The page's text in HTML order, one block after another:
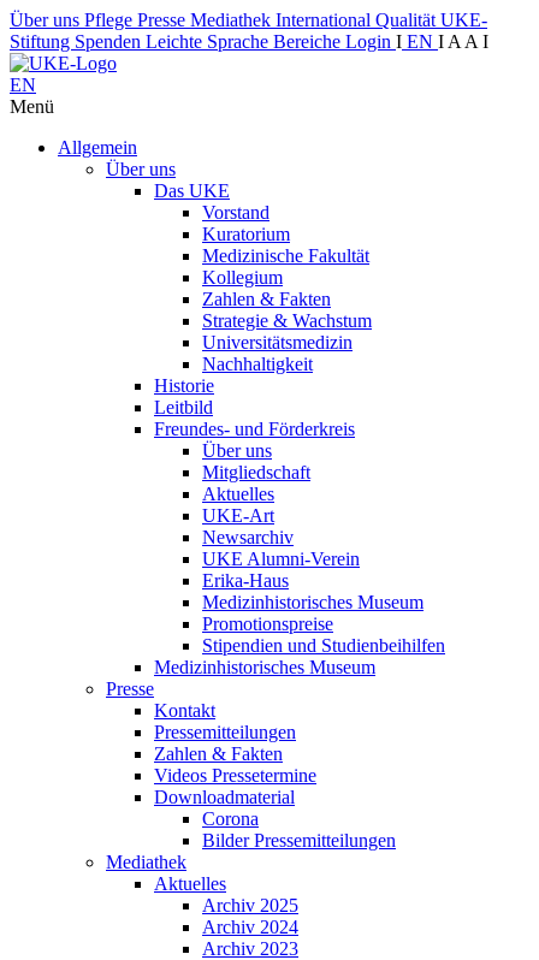
Über uns Pflege Presse Mediathek International Qualität UKE-
Stiftung Spenden Leichte Sprache Bereiche Login I EN I A A I
EN
Menü
Allgemein
Über uns
Das UKE
Vorstand
Kuratorium
Medizinische Fakultät
Kollegium
Zahlen & Fakten
Strategie & Wachstum
Universitätsmedizin
Nachhaltigkeit
Historie
Leitbild
Freundes- und Förderkreis
Über uns
Mitgliedschaft
Aktuelles
UKE-Art
Newsarchiv
UKE Alumni-Verein
Erika-Haus
Medizinhistorisches Museum
Promotionspreise
Stipendien und Studienbeihilfen
Medizinhistorisches Museum
Presse
Kontakt
Pressemitteilungen
Zahlen & Fakten
Videos Pressetermine
Downloadmaterial
Corona
Bilder Pressemitteilungen
Mediathek
Aktuelles
Archiv 2025
Archiv 2024
Archiv 2023